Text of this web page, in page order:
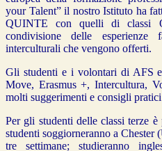
your Talent” il nostro Istituto ha
QUINTE con quelli di classi
condivisione delle
interculturali che vengono offerti.
Gli studenti e i volontari di AFS
Move, Erasmus +, Intercultura,
molti suggerimenti e consigli
Per gli studenti delle classi terze
studenti soggiorneranno a
tre settimane; studieranno